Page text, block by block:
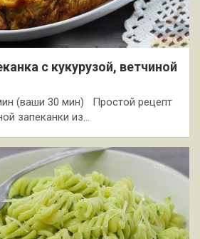
с кукурузой, ветчиной
(ваши 30 мин) Простой рецепт
запеканки из…